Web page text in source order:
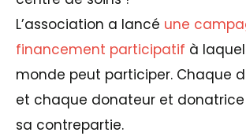
L’association a lancé une
financement participatif à
monde peut participer. Chaque
et chaque donateur et
sa contrepartie.